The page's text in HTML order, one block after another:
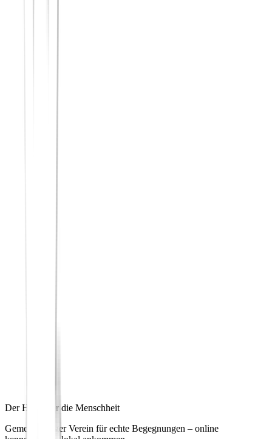
Der Hafen für die Menschheit
Gemeinnütziger Verein für echte Begegnungen – online